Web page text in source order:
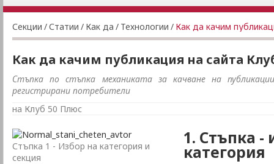
Секции /Статии / Как да / Технологии / Как да качим
Как да качим публикация на сайта
Стъпка по стъпка механиката за качване на
регистрирани потребители
на Клуб 50 Плюс
Стъпка 1 - Избор на категория и
секция
1. Стъпка -
категория